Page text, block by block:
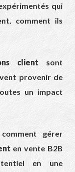
qui
comment ils
client sont
provenir de
un impact
gérer
en vente B2B
en une